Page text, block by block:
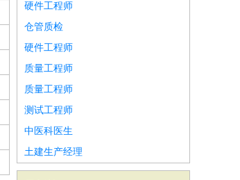
硬件工程师
仓管质检
硬件工程师
质量工程师
质量工程师
测试工程师
中医科医生
土建生产经理